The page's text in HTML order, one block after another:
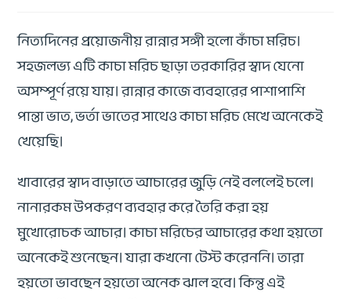
নিত্যদিনের প্রয়োজনীয় রান্নার সঙ্গী হলো কাঁচা মরিচ।
সহজলভ্য এটি কাচা মরিচ ছাড়া তরকারির স্বাদ যেনো
অসম্পূর্ণ রয়ে যায়। রান্নার কাজে ব্যবহারের পাশাপাশি
পান্তা ভাত, ভর্তা ভাতের সাথেও কাচা মরিচ মেখে অনেকেই
খেয়েছি।
খাবারের স্বাদ বাড়াতে আচারের জুড়ি নেই বললেই চলে।
নানারকম উপকরণ ব্যবহার করে তৈরি করা হয়
মুখোরোচক আচার। কাচা মরিচের আচারের কথা হয়তো
অনেকেই শুনেছেন। যারা কখনো টেস্ট করেননি। তারা
হয়তো ভাবছেন হয়তো অনেক ঝাল হবে। কিন্তু এই